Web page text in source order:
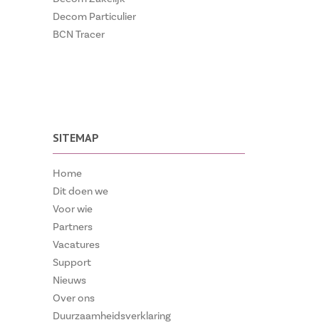
Decom Particulier
BCN Tracer
SITEMAP
Home
Dit doen we
Voor wie
Partners
Vacatures
Support
Nieuws
Over ons
Duurzaamheidsverklaring